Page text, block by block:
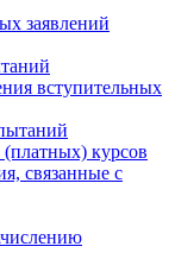
заявлений
вступительных
курсов
связанные с